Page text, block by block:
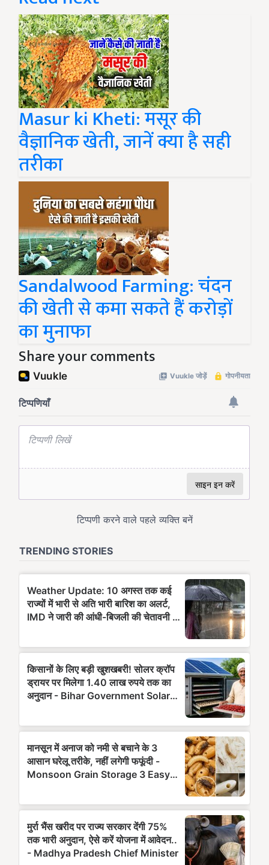
Masur ki Kheti: मसूर की
वैज्ञानिक खेती, जानें क्या है सही
तरीका
Sandalwood Farming: चंदन
की खेती से कमा सकते हैं करोड़ों
का मुनाफा
Share your comments